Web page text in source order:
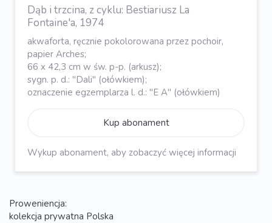
Dąb i trzcina, z cyklu: Bestiariusz La
Fontaine'a, 1974
akwaforta, ręcznie pokolorowana przez pochoir,
papier Arches;
66 x 42,3 cm w św. p-p. (arkusz);
sygn. p. d.: "Dali" (ołówkiem);
oznaczenie egzemplarza l. d.: "E A" (ołówkiem)
Kup abonament
Wykup abonament, aby zobaczyć więcej informacji
Proweniencja:
kolekcja prywatna Polska